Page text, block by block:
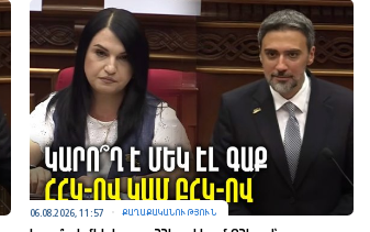
06.08.2026, 11:57 ՔԱՂԱՔԱԿԱՆՈՒԹՅՈՒՆ